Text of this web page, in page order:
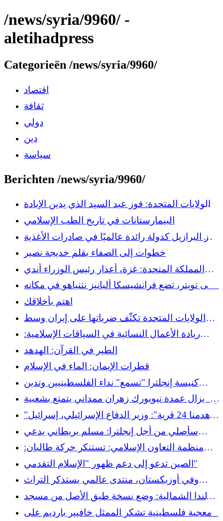
/news/syria/9960/ -
aletihadpress
Categorieën /news/syria/9960/
اقتصاد
ثقافة
دولي
دين
سياسة
Berichten /news/syria/9960/
الولايات المتحدة: فوز عبد السيد الذي يدين الإبادة
الجماعية في غزة يحدث زلزالاً داخل الحزب
الديمقراطي
البيمارستانات في تاريخ الطب الإسلامي
تبرز البرازيل كدولة رائدة عالميًا في صادرات الأغذية
خطوات إلى الصفاء بقلم خديجة نصير
المملكة المتحدة: غزة، أعذار رئيس الوزراء أندي
بورنهام لاستعادة الناخبين المسلمين
على تويتر، تضع فرانشيسكا ألبانيز نتنياهو في مكانه
بشكل ملكي
اهتم بأخلاقك
الولايات المتحدة تكثّف ضرباتها على إيران وسط
مخاوف من توسّع المواجهة الإقليمية
ريادة الأعمال النسائية في السياقات الإسلامية:
حالة الأبحاث ووجهات النظر
الطير في القرآن: الهدهد
قطرات الإيمان: الماء في الإسلام
كنيسة إنجلترا "تسمع" نداء الفلسطينيين وتدين
معاداة السامية والعداء ضد المسلمين
ولا يزال عمدة نيويورك زهران ممداني يتمتع بشعبية
أكبر على الرغم من هجمات صحيفة نيويورك بوست
"هدمنا 24 قرية": وزير الدفاع الإسرائيلي، إسرائيل
كاتس، يدعي تدمير جنوب لبنان. فرانشيسكا ألبانيز
تطلب مذكرة اعتقال.
سأصلي من أجل إنجلترا: مسلم بريطاني يدعي
الوطنية قبل نصف النهائي
منظمة التعاون الإسلامي: تستنكر حركة طالبان:
منعهم للنساء يشوه صورة الإسلام
الصين تدعو إلى دعم ظهور "الإسلام التقدمي"
وفي أوزبكستان، منتدى عالمي يستذكر التراث
العلمي للإسلام
أيرلندا الشمالية: وضع نسخة طبق الأصل من مسجد
في المحرقة يثير الغضب
معجبة فلسطينية تشكر الممثل خافيير بارديم على